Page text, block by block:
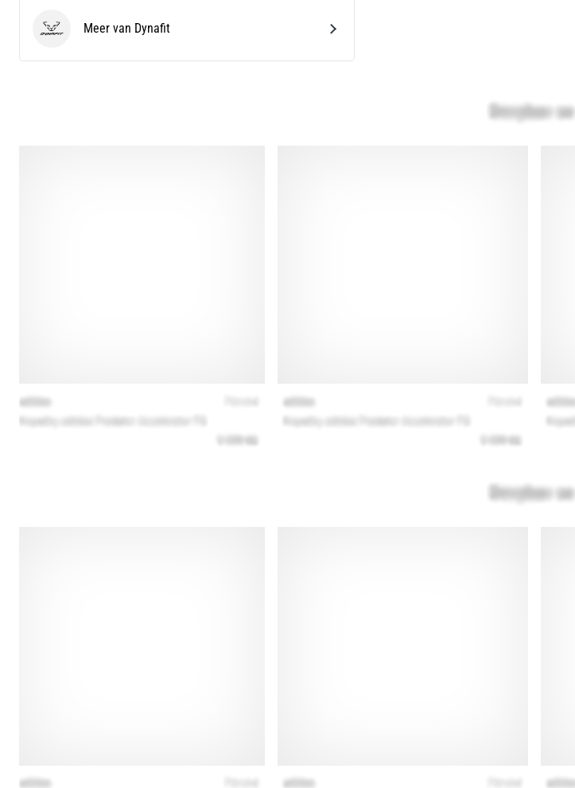
DynafitMeer van Dynafit